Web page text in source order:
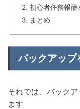
初心者任務報酬
まとめ
バックアップ
それでは、バック
ます